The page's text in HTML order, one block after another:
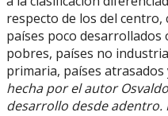
respecto de los del
países poco desarrollados
pobres, países no
primaria, países atrasados
hecha por el autor
desarrollo desde adentro.